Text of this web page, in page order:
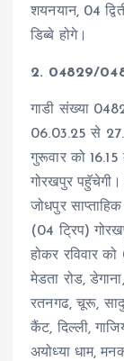
शयनयान, 04
डिब्बे होगे।
2. 04829/
गाडी संख्या
06.03.25 से
गुरूवार को
गोरखपुर
जोधपुर
(04 ट्रिप)
होकर रविवार
मेडता रोड,
रतनगढ, चूरू,
कैंट, दिल्ली,
अयोध्या धाम,